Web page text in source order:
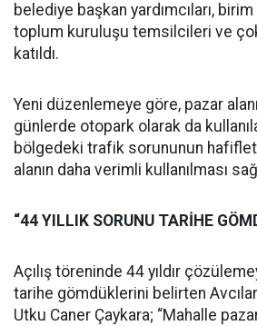
belediye başkan yardımcıları,
toplum kuruluşu temsilcileri ve
katıldı.
Yeni düzenlemeye göre, pazar
günlerde otopark olarak da
bölgedeki trafik sorununun
alanın daha verimli kullanılması
“44 YILLIK SORUNU TARİHE
Açılış töreninde 44 yıldır
tarihe gömdüklerini belirten
Utku Caner Çaykara; “Mahalle